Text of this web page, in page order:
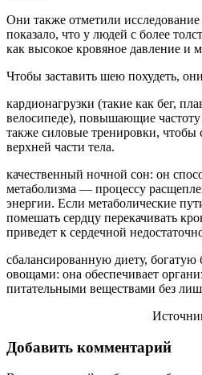
Они также отметили исследование
показало, что у людей с более
как высокое кровяное давление и
Чтобы заставить шею похудеть,
кардионагрузки (такие как бег,
велосипеде), повышающие
также силовые тренировки, чтобы
верхней части тела.
качественный ночной сон: он
метаболизма — процессу
энергии. Если метаболические
помешать сердцу перекачивать
приведет к сердечной
сбалансированную диету,
овощами: она обеспечивает
питательными веществами без
Добавить комментарий